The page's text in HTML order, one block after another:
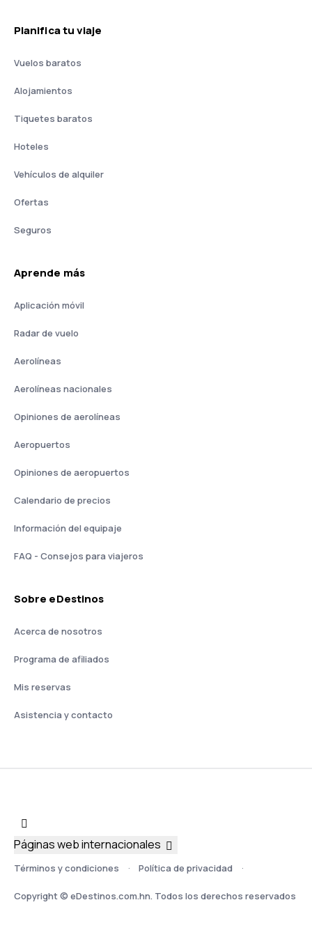
Planifica tu viaje
Vuelos baratos
Alojamientos
Tiquetes baratos
Hoteles
Vehículos de alquiler
Ofertas
Seguros
Aprende más
Aplicación móvil
Radar de vuelo
Aerolíneas
Aerolíneas nacionales
Opiniones de aerolíneas
Aeropuertos
Opiniones de aeropuertos
Calendario de precios
Información del equipaje
FAQ - Consejos para viajeros
Sobre eDestinos
Acerca de nosotros
Programa de afiliados
Mis reservas
Asistencia y contacto
Términos y condiciones Política de privacidad
Copyright © eDestinos.com.hn. Todos los derechos reservados
Páginas web internacionales